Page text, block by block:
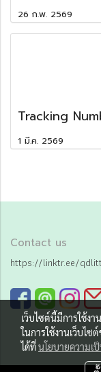
26 ก.พ. 2569
Tracking
1 มี.ค. 2569
Contact us
https://linktr.ee/
เว็บไซต์นี้มีการใช้ง
ในการใช้งานเว็บไซ
ได้ที่นโยบายความเ